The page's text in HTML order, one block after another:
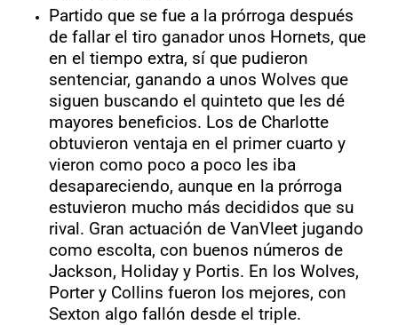
Partido que se fue a la prórroga después
de fallar el tiro ganador unos Hornets, que
en el tiempo extra, sí que pudieron
sentenciar, ganando a unos Wolves que
siguen buscando el quinteto que les dé
mayores beneficios. Los de Charlotte
obtuvieron ventaja en el primer cuarto y
vieron como poco a poco les iba
desapareciendo, aunque en la prórroga
estuvieron mucho más decididos que su
rival. Gran actuación de VanVleet jugando
como escolta, con buenos números de
Jackson, Holiday y Portis. En los Wolves,
Porter y Collins fueron los mejores, con
Sexton algo fallón desde el triple.